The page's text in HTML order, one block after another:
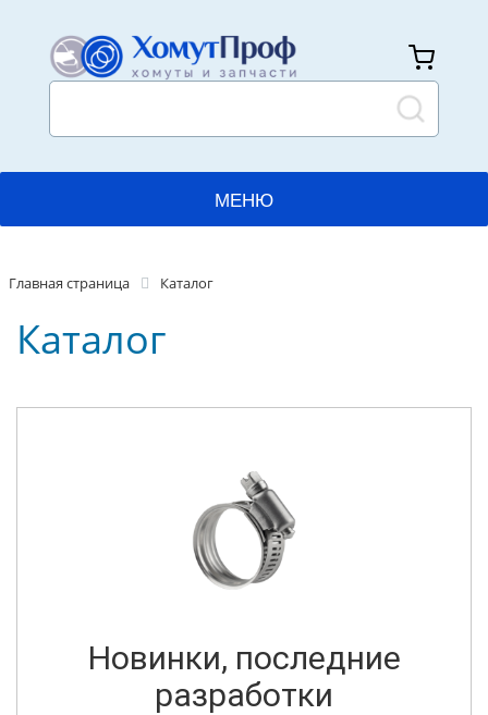
МЕНЮ
ПРОИЗВОДСТВО
ДОСТАВКА И ОПЛАТА
СКАЧАТЬ
Главная страница Каталог
Каталог
Новинки, последние
разработки